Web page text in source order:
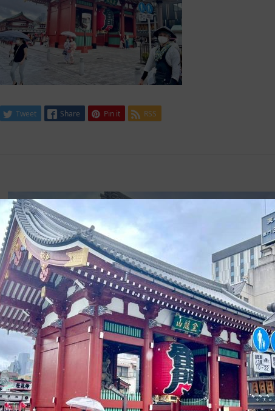
Tweet Share Pin it RSS